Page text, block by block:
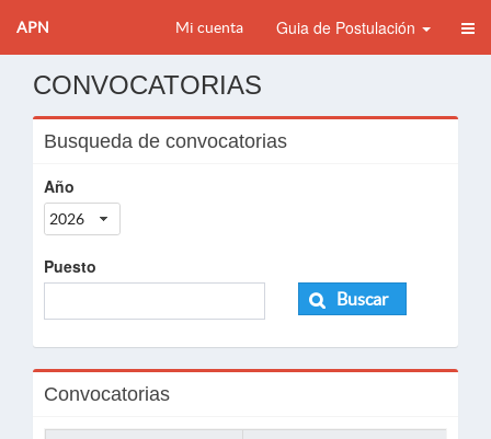
APN Mi cuenta Guia de Postulación
CONVOCATORIAS
Busqueda de convocatorias
Año
2026
Puesto
Buscar
Convocatorias